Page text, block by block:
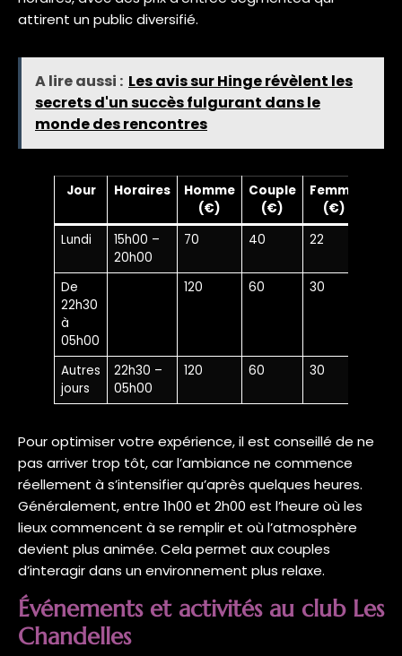
attirent un public diversifié.
A lire aussi : Les avis sur Hinge révèlent les
secrets d'un succès fulgurant dans le
monde des rencontres
Jour Horaires
Homme
(€)
Couple
(€)
Femme
(€)
Lundi
15h00 –
20h00
70 40 22
De
22h30
à
05h00
120 60 30
Autres
jours
22h30 –
05h00
120 60 30
Pour optimiser votre expérience, il est conseillé de ne
pas arriver trop tôt, car l’ambiance ne commence
réellement à s’intensifier qu’après quelques heures.
Généralement, entre 1h00 et 2h00 est l’heure où les
lieux commencent à se remplir et où l’atmosphère
devient plus animée. Cela permet aux couples
d’interagir dans un environnement plus relaxe.
Événements et activités au club Les
Chandelles